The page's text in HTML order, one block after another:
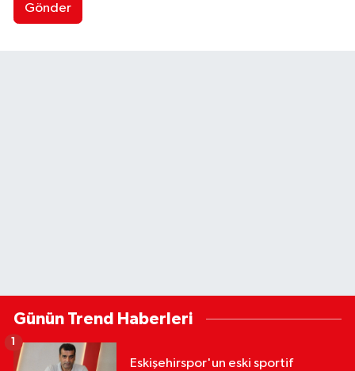
Gönder
Günün Trend Haberleri
Eskişehirspor'un eski sportif